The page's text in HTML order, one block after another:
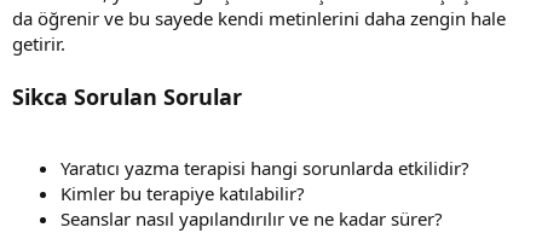
da öğrenir ve bu sayede kendi metinlerini daha zengin hale
getirir.
Sikca Sorulan Sorular
Yaratıcı yazma terapisi hangi sorunlarda etkilidir?
Kimler bu terapiye katılabilir?
Seanslar nasıl yapılandırılır ve ne kadar sürer?